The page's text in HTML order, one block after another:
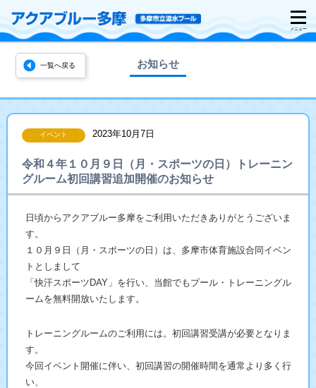
一覧へ戻る お知らせ
イベント 2023年10月7日
令和４年１０月９日（月・スポーツの日）トレーニン
グルーム初回講習追加開催のお知らせ
日頃からアクアブルー多摩をご利用いただきありがとうございま
す。
１０月９日（月・スポーツの日）は、多摩市体育施設合同イベン
トとしまして
「快汗スポーツDAY」を行い、当館でもプール・トレーニングル
ームを無料開放いたします。
トレーニングルームのご利用には。初回講習受講が必要となりま
す。
今回イベント開催に伴い、初回講習の開催時間を通常より多く行
い、